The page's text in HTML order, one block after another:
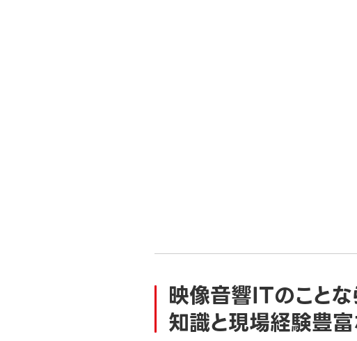
映像音響ITのことな
知識と現場経験豊